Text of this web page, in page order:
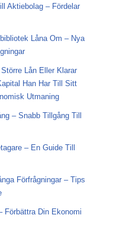
Aktiebolag – Fördelar
Låna Om – Nya
Lån Eller Klarar
Han Har Till Sitt
Utmaning
– Snabb Tillgång Till
– En Guide Till
Förfrågningar – Tips
Förbättra Din Ekonomi